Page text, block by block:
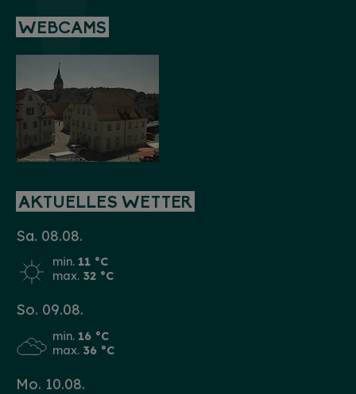
WEBCAMS
AKTUELLES WETTER
Sa. 08.08.
min. 11 °C
max. 32 °C
So. 09.08.
min. 16 °C
max. 36 °C
Mo. 10.08.